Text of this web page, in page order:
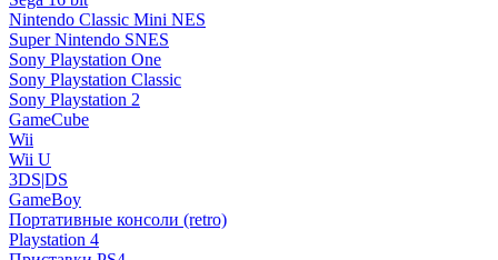
Nintendo Classic Mini NES
Super Nintendo SNES
Sony Playstation One
Sony Playstation Classic
Sony Playstation 2
GameCube
Wii
Wii U
3DS|DS
GameBoy
Портативные консоли (retro)
Playstation 4